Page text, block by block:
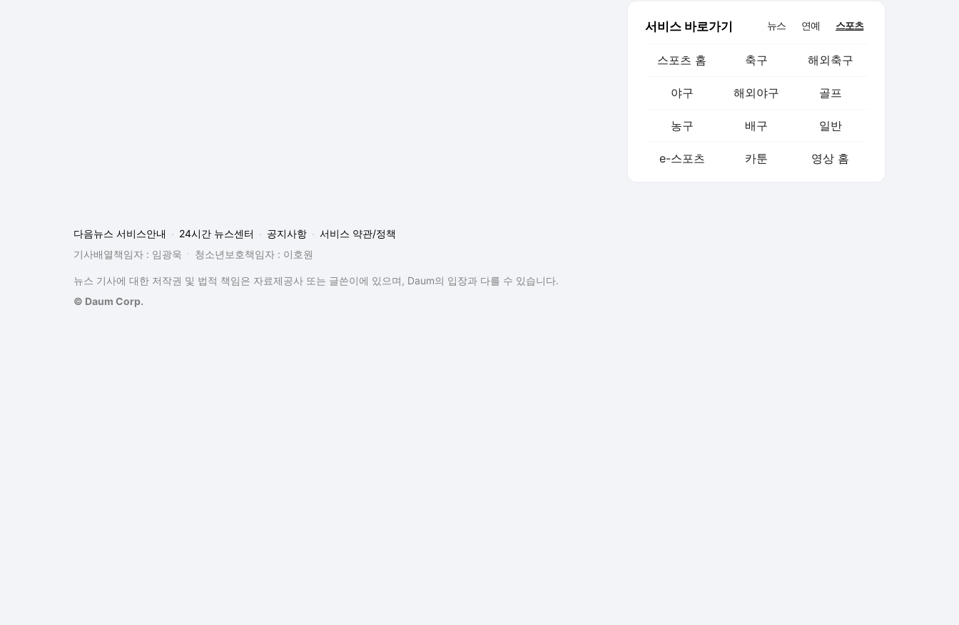
서비스 바로가기 뉴스 연예 스포츠
스포츠 홈 축구 해외축구
야구 해외야구 골프
농구 배구 일반
e-스포츠 카툰 영상 홈
다음뉴스 서비스안내 24시간 뉴스센터 공지사항
서비스 약관/정책
기사배열책임자 : 임광욱
청소년보호책임자 : 이호원
뉴스 기사에 대한 저작권 및 법적 책임은 자료제공사 또는 글쓴이에 있으며, Daum의 입장과 다를 수 있습니다.
© Daum Corp.